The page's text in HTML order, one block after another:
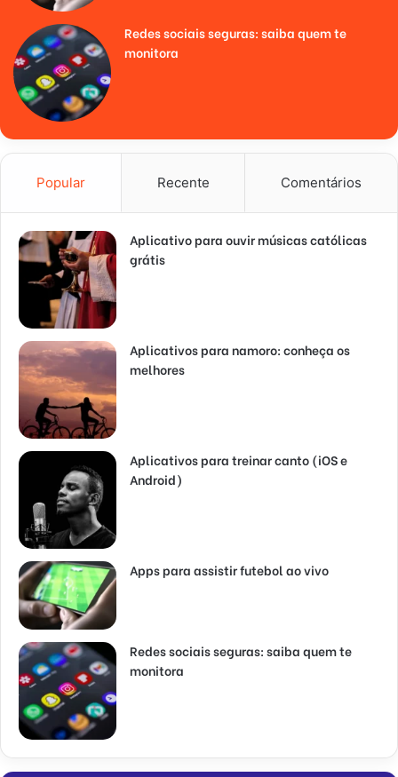
Redes sociais seguras: saiba quem te
monitora
Popular Recente Comentários
Aplicativo para ouvir músicas católicas
grátis
Aplicativos para namoro: conheça os
melhores
Aplicativos para treinar canto (iOS e
Android)
Apps para assistir futebol ao vivo
Redes sociais seguras: saiba quem te
monitora